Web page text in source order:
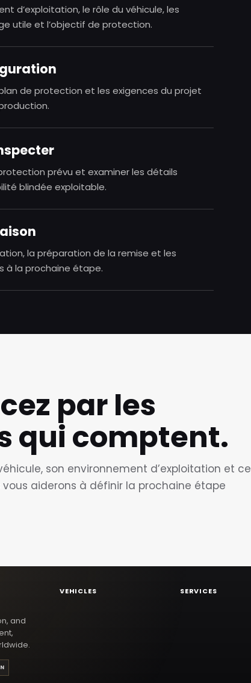
d’exploitation, le rôle du véhicule, les
utile et l’objectif de protection.
de protection et les exigences du projet
prévu et examiner les détails
blindée exploitable.
la préparation de la remise et les
à la prochaine étape.
par les
qui comptent.
son environnement d’exploitation et ce
aiderons à définir la prochaine étape
and
VEHICLES SERVICES